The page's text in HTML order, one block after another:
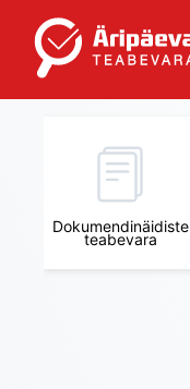
Dokumendinäidiste
teabevara